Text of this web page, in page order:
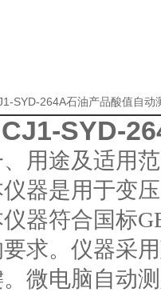
SYD-264A石油产品酸值自动
SYD-
用途及适用
器是用于变
器符合国标
要求。仪器采
微电脑自动